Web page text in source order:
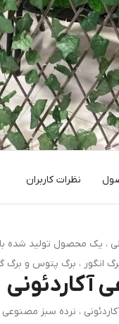
نظرات کاربران
، یک محصول تولید
انگور ، برگ پتوس و برگ
آکاردئونی
، نرده سبز